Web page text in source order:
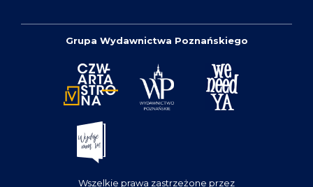
Grupa Wydawnictwa Poznańskiego
Wszelkie prawa zastrzeżone przez